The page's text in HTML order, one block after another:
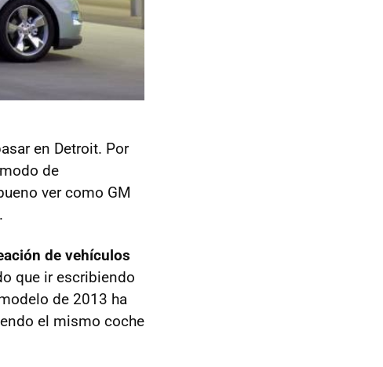
en Detroit. Por
de
ver como GM
de vehículos
que ir escribiendo
de 2013 ha
el mismo coche